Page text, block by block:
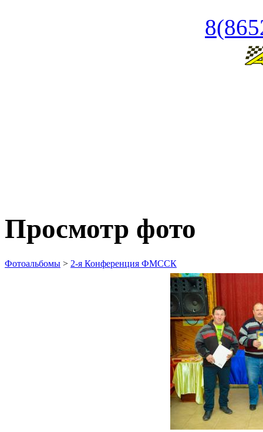
Просмотр фото
Фотоальбомы > 2-я Конференция ФМССК